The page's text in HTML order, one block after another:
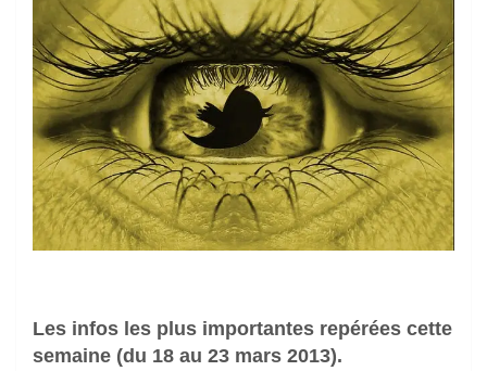
Les infos les plus importantes repérées cette
semaine (du 18 au 23 mars 2013).